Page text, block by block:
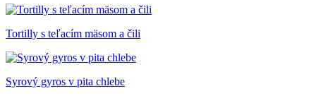
Tortilly s teľacím mäsom a čili
Syrový gyros v pita chlebe